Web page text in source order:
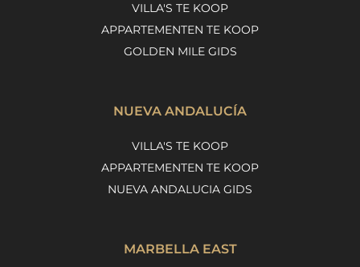
VILLA'S TE KOOP
APPARTEMENTEN TE KOOP
GOLDEN MILE GIDS
NUEVA ANDALUCÍA
VILLA'S TE KOOP
APPARTEMENTEN TE KOOP
NUEVA ANDALUCIA GIDS
MARBELLA EAST